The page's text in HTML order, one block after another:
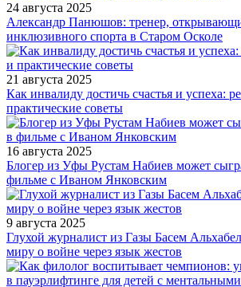
24 августа 2025
Александр Панюшов: тренер,
инклюзивного спорта в Старом Осколе
21 августа 2025
Как инвалиду достичь счастья и успеха:
практические советы
16 августа 2025
Блогер из Уфы Рустам Набиев может
фильме с Иваном Янковским
9 августа 2025
Глухой журналист из Газы Басем
миру о войне через язык жестов